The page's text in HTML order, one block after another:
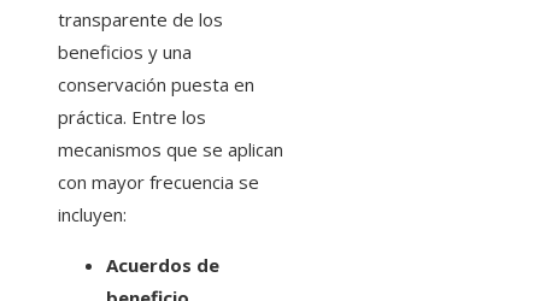
transparente de los
beneficios y una
conservación puesta en
práctica. Entre los
mecanismos que se aplican
con mayor frecuencia se
incluyen:
Acuerdos de